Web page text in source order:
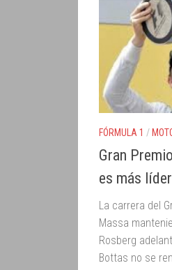
FÓRMULA 1 /
Gran
es más
La carrera del
Massa
Rosberg
Bottas no se